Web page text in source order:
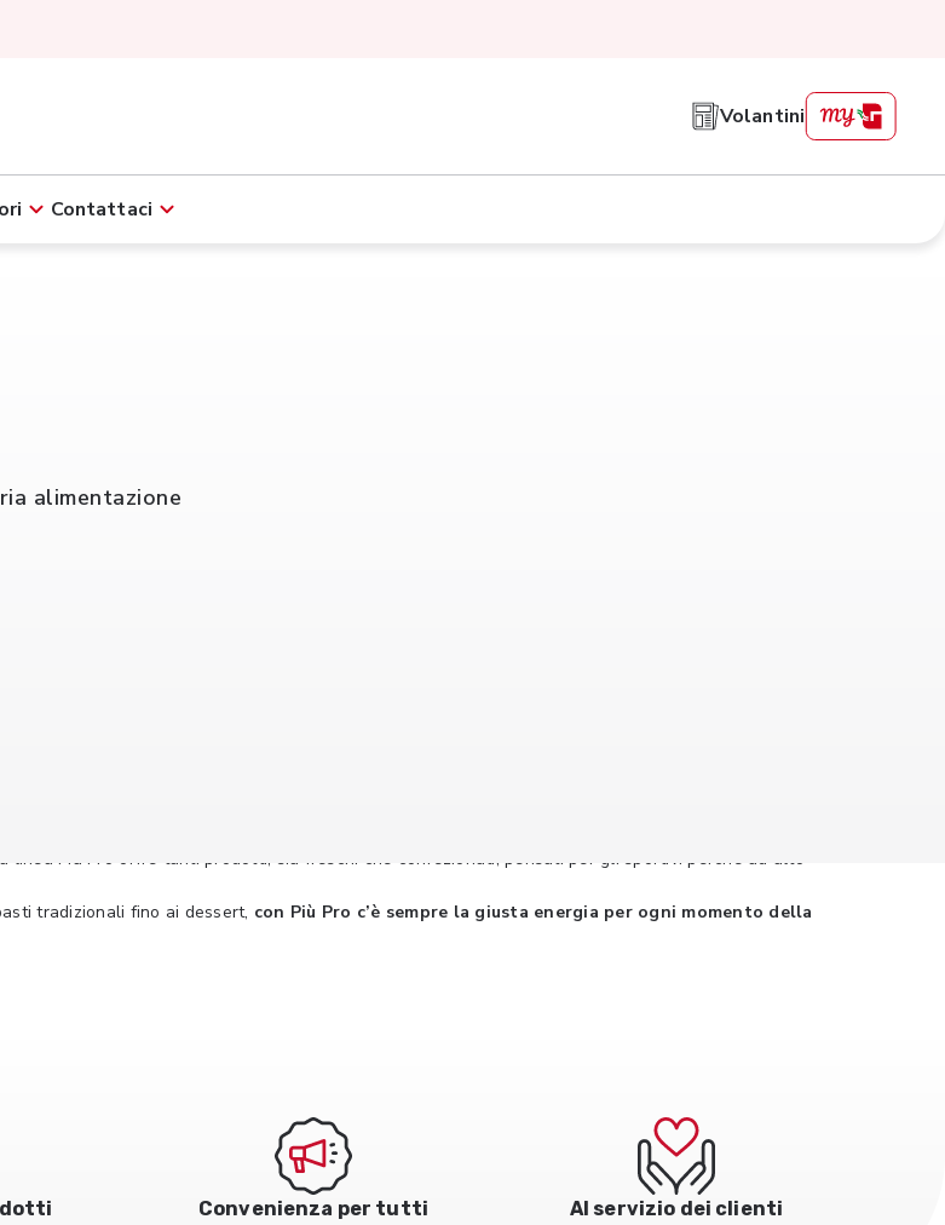
Volantini
Contattaci
alimentazione
linea Più Pro offre tanti prodotti, sia freschi che confezionati, pensati per gli sportivi perché ad alto
tradizionali fino ai dessert, con Più Pro c’è sempre la giusta energia per ogni momento della
Convenienza per tutti Al servizio dei clienti